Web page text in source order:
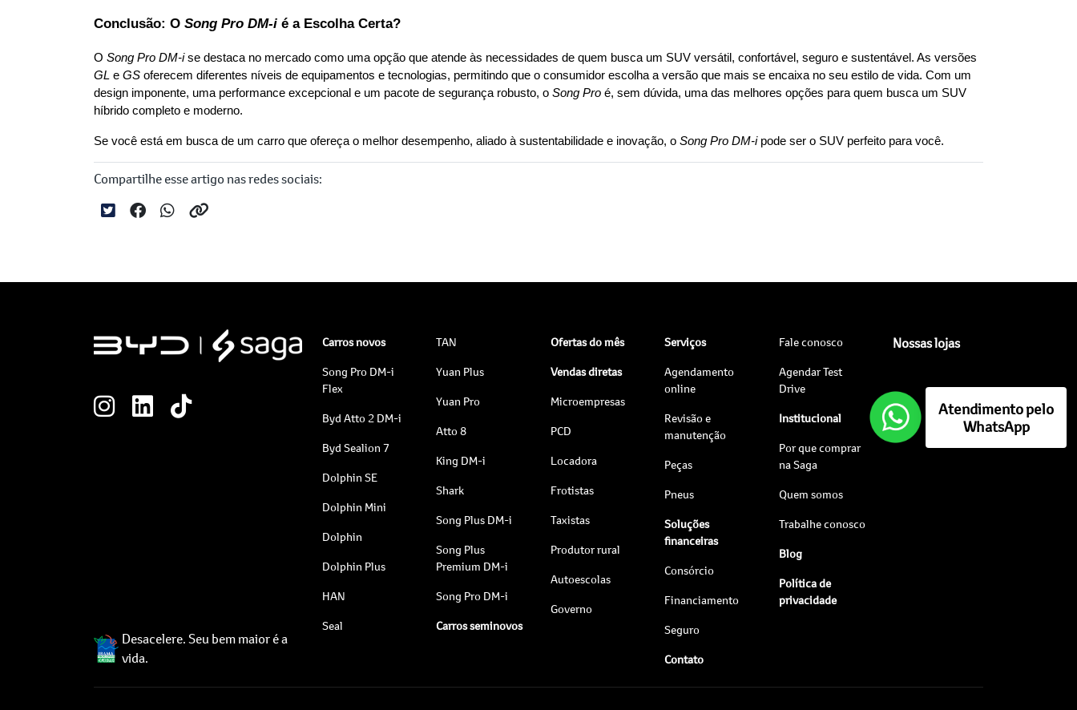
Conclusão: O Song Pro DM-i é a Escolha Certa?
O Song Pro DM-i
GL e GS oferecem diferentes níveis de equipamentos e tecnologias, permitindo que o consumidor escolha a versão que mais se encaixa no seu estilo de vida. Com um
design imponente, uma performance excepcional e um pacote de segurança robusto, o Song Pro é, sem dúvida, uma das melhores opções para quem busca um SUV
híbrido completo e moderno.
Se você está em busca de um carro que ofereça o melhor desempenho, aliado à sustentabilidade e inovação, o Song Pro DM-i pode ser o SUV perfeito para você.
Compartilhe esse artigo nas redes sociais:
Desacelere. Seu bem maior é a
vida.
Carros novos
Song Pro DM-i
Flex
Byd Atto 2 DM-i
Byd Sealion 7
Dolphin SE
Dolphin Mini
Dolphin
Dolphin Plus
HAN
Seal
TAN
Yuan Plus
Yuan Pro
Atto 8
King DM-i
Shark
Song Plus DM-i
Song Plus
Premium DM-i
Song Pro DM-i
Carros seminovos
Ofertas do mês
Vendas diretas
Microempresas
PCD
Locadora
Frotistas
Taxistas
Produtor rural
Autoescolas
Governo
Serviços
Agendamento
online
Revisão e
manutenção
Peças
Pneus
Soluções
financeiras
Consórcio
Financiamento
Seguro
Contato
Fale conosco
Agendar Test
Drive
Institucional
Por que comprar
na Saga
Quem somos
Trabalhe conosco
Blog
Política de
privacidade
Nossas lojas
Atendimento pelo
WhatsApp